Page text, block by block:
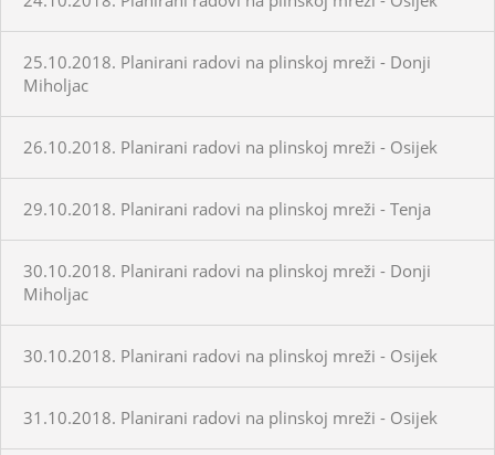
25.10.2018. Planirani radovi na plinskoj mreži - Donji
Miholjac
26.10.2018. Planirani radovi na plinskoj mreži - Osijek
29.10.2018. Planirani radovi na plinskoj mreži - Tenja
30.10.2018. Planirani radovi na plinskoj mreži - Donji
Miholjac
30.10.2018. Planirani radovi na plinskoj mreži - Osijek
31.10.2018. Planirani radovi na plinskoj mreži - Osijek